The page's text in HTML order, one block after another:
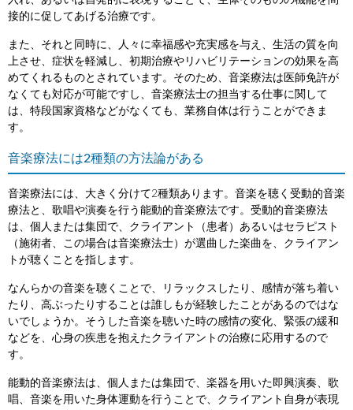
接的に促してあげる治療です。
また、それと同時に、人々に幸福感や充実感を与え、生活の質を向
上させ、症状を軽減し、初期治療やリハビリテーションの効果を高
めてくれるものとされています。そのため、音楽療法は医師免許が
なくても対応が可能ですし、音楽療法士の担当する仕事に関して
は、特段国家資格などがなくても、業務自体は行うことができま
す。
音楽療法には2種類の方法論がある
音楽療法には、大きく分けて2種類あります。音楽を聴く受動的音楽
療法と、歌唱や演奏を行う能動的音楽療法です。受動的音楽療法
は、個人または集団で、クライアント（患者）あるいはセラピスト
（施術者、この場合は音楽療法士）が選曲した楽曲を、クライアン
トが聴くことを指します。
なんらかの音楽を聴くことで、リラックスしたり、感情が落ち着い
たり、高ぶったりすることは誰しもが経験したことがあるのではな
いでしょうか。そうした音楽を聴いた時の感情の変化、緊張の緩和
などを、心身の疾患を抱えたクライアントの治療に応用するので
す。
能動的音楽療法は、個人または集団で、楽器を用いた即興演奏、歌
唱、音楽を用いた身体運動を行うことで、クライアント自身が表現